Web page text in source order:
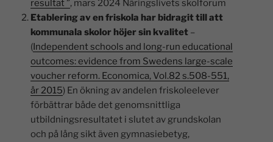
resultat ”, mars 2024 Näringslivets skolforum
Etablering av en friskola har bidragit till att
kommunala skolor höjer sin kvalitet –
(Independent schools and long-run educational
outcomes: evidence from Swedens large-scale
voucher reform. Economica, Vol.82 s.508-551,
år 2015) En ökning av andelen friskoleelever
förbättrar både det genomsnittliga
utbildningsresultatet i slutet av grundskolan
och på lång sikt även gymnasiebetyg,